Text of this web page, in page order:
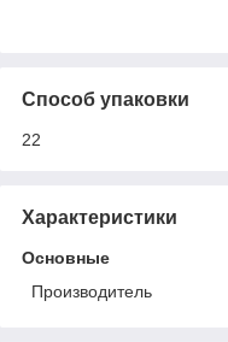
Способ упаковки
22
Характеристики
Основные
Производитель